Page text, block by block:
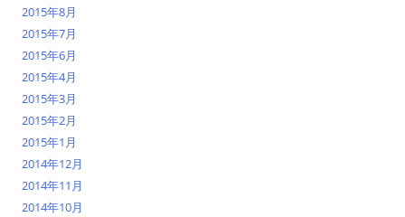
2015年8月
2015年7月
2015年6月
2015年4月
2015年3月
2015年2月
2015年1月
2014年12月
2014年11月
2014年10月